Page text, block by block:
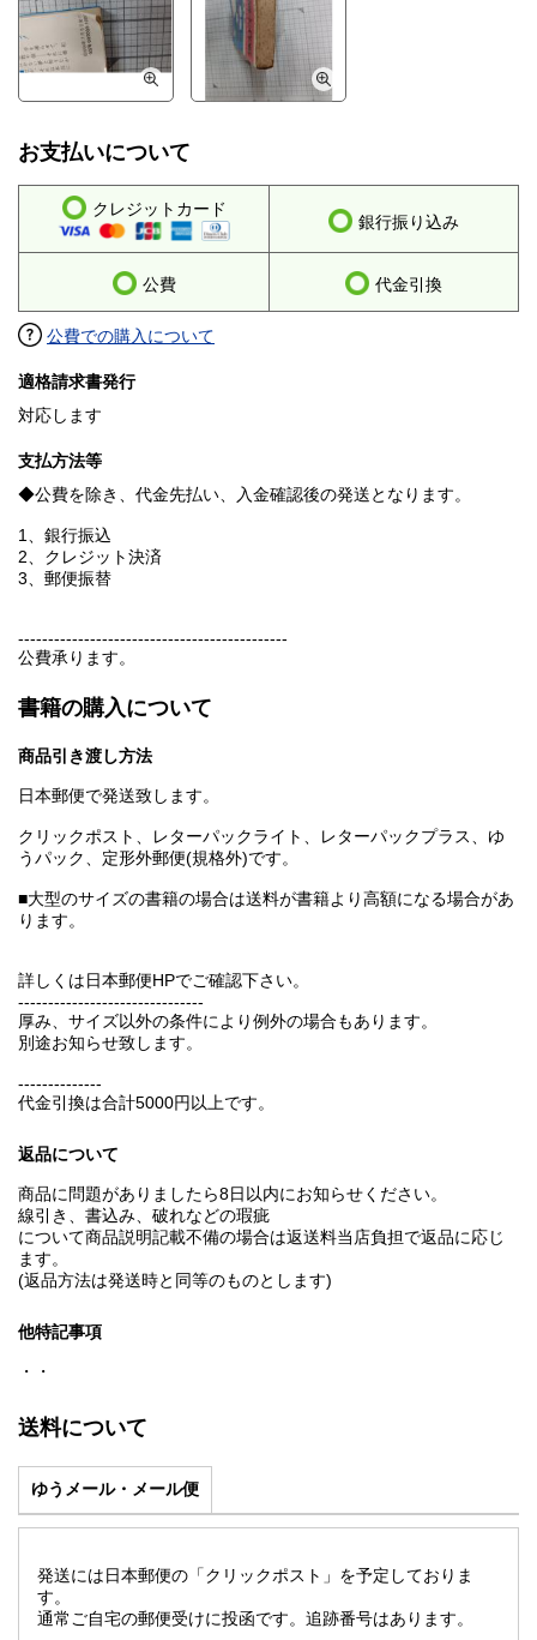
お支払いについて
クレジットカード
銀行振り込み
公費 代金引換
公費での購入について
適格請求書発行
対応します
支払方法等
◆公費を除き、代金先払い、入金確認後の発送となります。
1、銀行振込
2、クレジット決済
3、郵便振替
---------------------------------------------
公費承ります。
書籍の購入について
商品引き渡し方法
日本郵便で発送致します。
クリックポスト、レターパックライト、レターパックプラス、ゆ
うパック、定形外郵便(規格外)です。
■大型のサイズの書籍の場合は送料が書籍より高額になる場合があ
ります。
詳しくは日本郵便HPでご確認下さい。
-------------------------------
厚み、サイズ以外の条件により例外の場合もあります。
別途お知らせ致します。
--------------
代金引換は合計5000円以上です。
返品について
商品に問題がありましたら8日以内にお知らせください。
線引き、書込み、破れなどの瑕疵
について商品説明記載不備の場合は返送料当店負担で返品に応じ
ます。
(返品方法は発送時と同等のものとします)
他特記事項
・・
送料について
ゆうメール・メール便
発送には日本郵便の「クリックポスト」を予定しておりま
す。
通常ご自宅の郵便受けに投函です。追跡番号はあります。